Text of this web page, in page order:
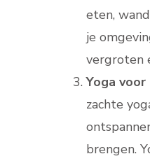
eten,
je
vergroten
Yoga
zachte
brengen.